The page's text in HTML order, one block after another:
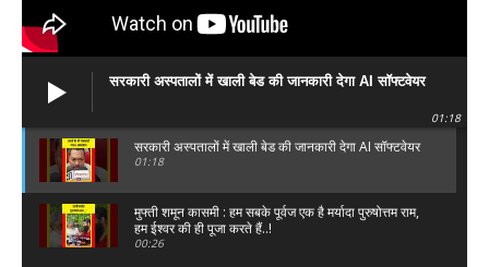
सरकारी अस्पतालों में खाली बेड की जानकारी देगा AI सॉफ्टवेयर
01:18
सरकारी अस्पतालों में खाली बेड की जानकारी देगा AI सॉफ्टवेयर
01:18
मुफ्ती शमून कासमी : हम सबके पूर्वज एक है मर्यादा पुरुषोत्तम राम,
हम ईश्वर की ही पूजा करते हैं..!
00:26